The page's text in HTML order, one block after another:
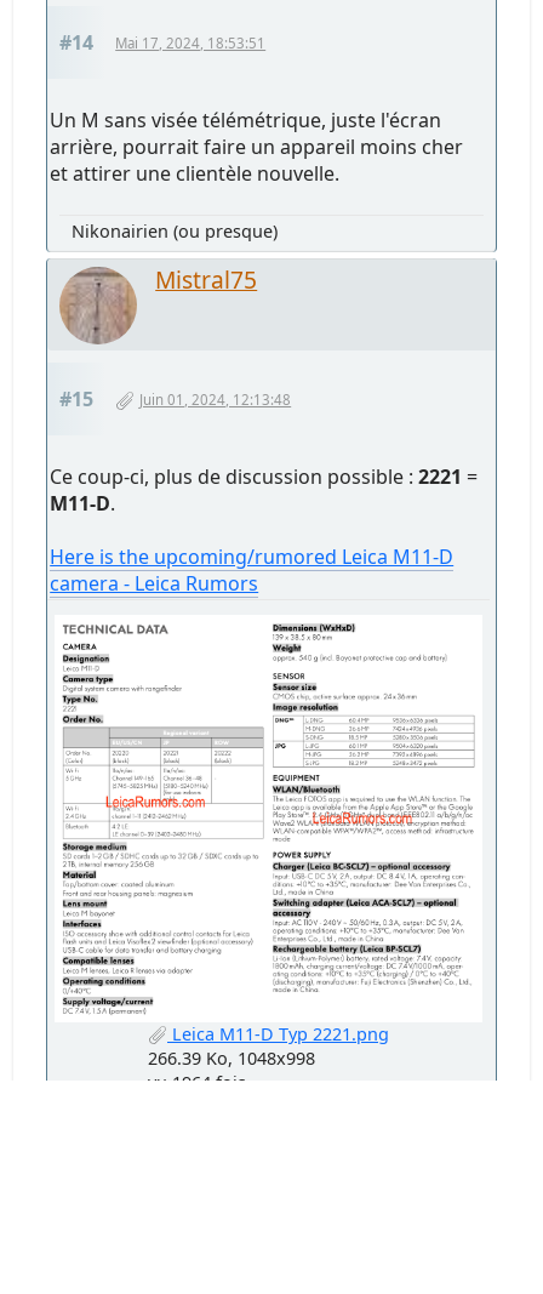
#14 Mai 17, 2024, 18:53:51
Un M sans visée télémétrique, juste l'écran
arrière, pourrait faire un appareil moins cher
et attirer une clientèle nouvelle.
Nikonairien (ou presque)
Mistral75
#15 Juin 01, 2024, 12:13:48
Ce coup-ci, plus de discussion possible :2221 =
M11-D.
Here is the upcoming/rumored Leica M11-D
camera - Leica Rumors
Leica M11-D Typ 2221.png
266.39 Ko, 1048x998
vu 1964 fois